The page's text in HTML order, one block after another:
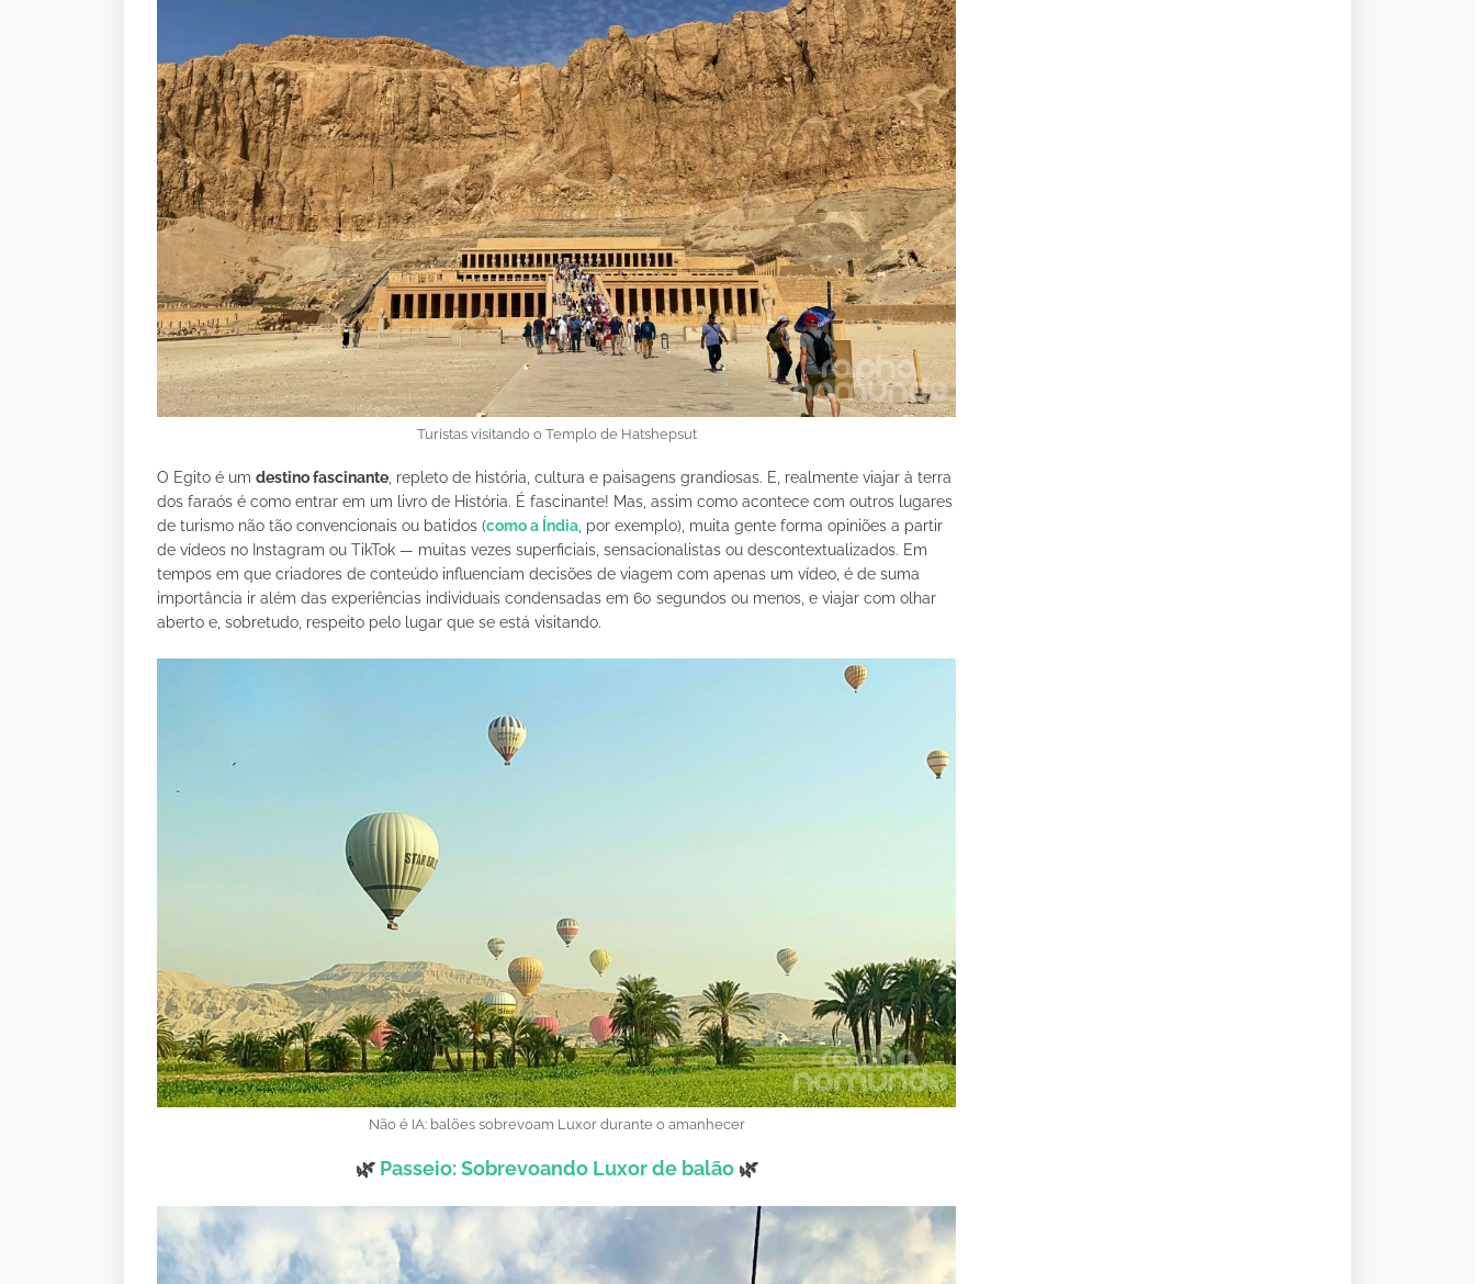
Turistas visitando o Templo de Hatshepsut
O Egito é um destino fascinante , repleto de história, cultura e paisagens grandiosas. E, realmente viajar à terra
dos faraós é como entrar em um livro de História. É fascinante! Mas, assim como acontece com outros lugares
de turismo não tão convencionais ou batidos (como a Índia , por exemplo), muita gente forma opiniões a partir
de vídeos no Instagram ou TikTok — muitas vezes superficiais, sensacionalistas ou descontextualizados. Em
tempos em que criadores de conteúdo influenciam decisões de viagem com apenas um vídeo, é de suma
importância ir além das experiências individuais condensadas em 60 segundos ou menos, e viajar com olhar
aberto e, sobretudo, respeito pelo lugar que se está visitando.
Não é IA: balões sobrevoam Luxor durante o amanhecer
🌿 Passeio: Sobrevoando Luxor de balão🌿